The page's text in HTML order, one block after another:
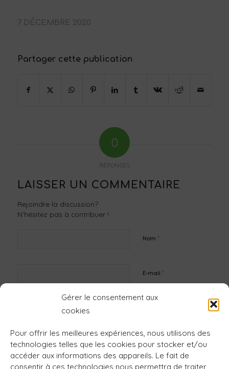
Gérer le consentement aux
cookies
Pour offrir les meilleures expériences, nous utilisons des
technologies telles que les cookies pour stocker et/ou
accéder aux informations des appareils. Le fait de
consentir à ces technologies nous permettra de traiter
7 DÉCEMBRE 2020
Partager cette publication
0
RÉPONSES
LAISSER UN COMMENTAIRE
Rejoindre la discussion?
N’hésitez pas à contribuer !
Nom *
E-mail *